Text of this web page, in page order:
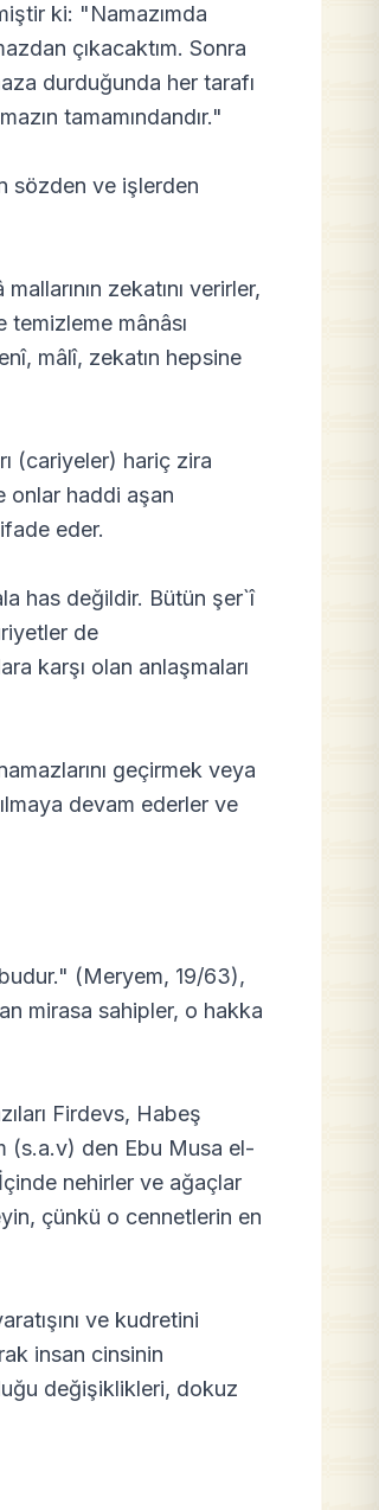
ki: "Namazımda
çıkacaktım. Sonra
durduğunda her tarafı
tamamındandır."
sözden ve işlerden
zekatını verirler,
mânâsı
mâlî, zekatın hepsine
(cariyeler) hariç zira
onlar haddi aşan
eder.
has değildir. Bütün şer`î
de
karşı olan anlaşmaları
geçirmek veya
devam ederler ve
(Meryem, 19/63),
mirasa sahipler, o hakka
Firdevs, Habeş
(s.a.v) den Ebu Musa el-
nehirler ve ağaçlar
çünkü o cennetlerin en
ve kudretini
insan cinsinin
değişiklikleri, dokuz